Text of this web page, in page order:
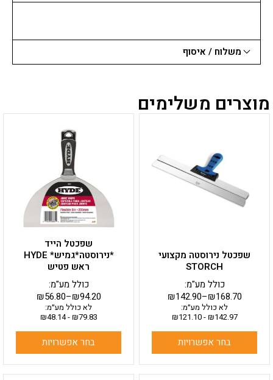
משלוח / איסוף
מוצרים משלימים
שפכטל נירוסטה מקצועי
STORCH
₪142.90–₪168.70
כולל מע"מ:
לא כולל מע״מ:
₪142.97
-
₪121.10
בחר אפשרויות
סוגים.
ניתן
שפכטל הייד
*נירוסטה*גמיש* HYDE
ראש פטיש
₪56.80–₪94.20
כולל מע"מ:
לא כולל מע״מ:
₪79.83
-
₪48.14
בחר אפשרויות
זה
יש
מספר
סוגים.
ניתן
לבחור
את
האפשרויות
המוצר